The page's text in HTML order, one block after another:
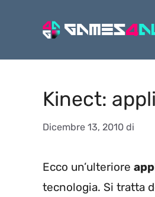
Kinect:
Dicembre 13, 2010 di
Ecco un’ulteriore
tecnologia. Si tratta